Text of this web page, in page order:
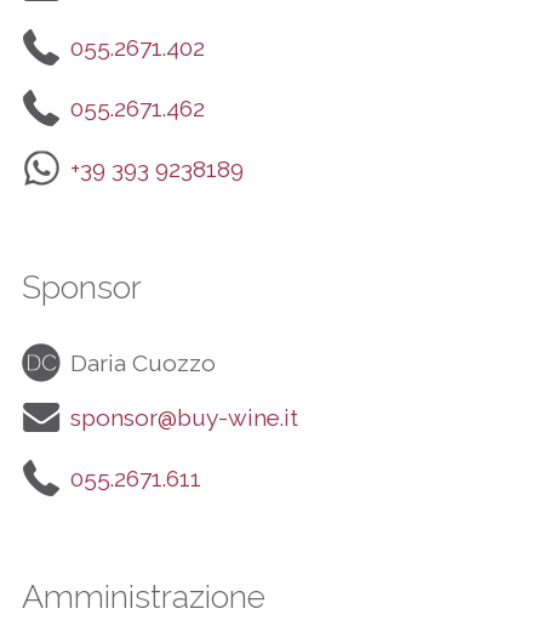
055.2671.402
055.2671.462
+39 393 9238189
Sponsor
Daria Cuozzo
sponsor@buy-wine.it
055.2671.611
Amministrazione